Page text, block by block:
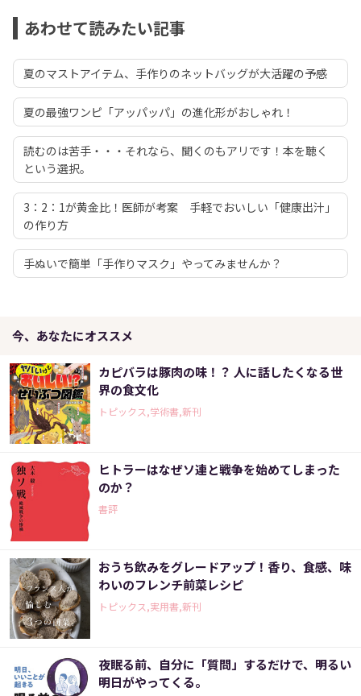
あわせて読みたい記事
夏のマストアイテム、手作りのネットバッグが大活躍の予感
夏の最強ワンピ「アッパッパ」の進化形がおしゃれ！
読むのは苦手・・・それなら、聞くのもアリです！本を聴く
という選択。
3：2：1が黄金比！医師が考案 手軽でおいしい「健康出汁」
の作り方
手ぬいで簡単「手作りマスク」やってみませんか？
今、あなたにオススメ
カピバラは豚肉の味！？ 人に話したくなる世
界の食文化
トピックス,学術書,新刊
ヒトラーはなぜソ連と戦争を始めてしまった
のか？
書評
おうち飲みをグレードアップ！香り、食感、味
わいのフレンチ前菜レシピ
トピックス,実用書,新刊
夜眠る前、自分に「質問」するだけで、明るい
明日がやってくる。